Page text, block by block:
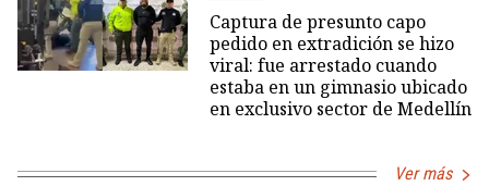
Captura de presunto capo
pedido en extradición se hizo
viral: fue arrestado cuando
estaba en un gimnasio ubicado
en exclusivo sector de Medellín
Ver más